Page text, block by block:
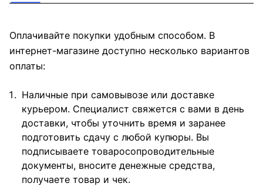
Оплачивайте покупки удобным способом. В
интернет-магазине доступно несколько вариантов
оплаты:
Наличные при самовывозе или доставке
курьером. Специалист свяжется с вами в день
доставки, чтобы уточнить время и заранее
подготовить сдачу с любой купюры. Вы
подписываете товаросопроводительные
документы, вносите денежные средства,
получаете товар и чек.